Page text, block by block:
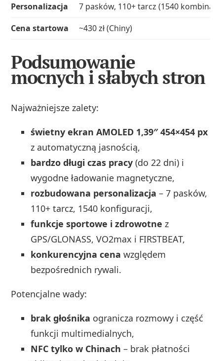
Personalizacja
7 pasków, 110+ tarcz (1540
Cena startowa
~430 zł (Chiny)
Podsumowanie
mocnych i słabych stron
Najważniejsze zalety:
świetny ekran AMOLED 1,39″ 454×454 px
z automatyczną jasnością,
bardzo długi czas pracy (do 22 dni) i
wygodne ładowanie magnetyczne,
rozbudowana personalizacja – 7 pasków,
110+ tarcz, 1540 konfiguracji,
funkcje sportowe i zdrowotne z
GPS/GLONASS, VO2max i FIRSTBEAT,
konkurencyjna cena względem
bezpośrednich rywali.
Potencjalne wady:
brak głośnika ogranicza rozmowy i część
funkcji multimedialnych,
NFC tylko w Chinach – brak płatności